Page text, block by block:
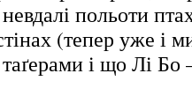
польоти
(тепер уже і
таґерами і що Лі